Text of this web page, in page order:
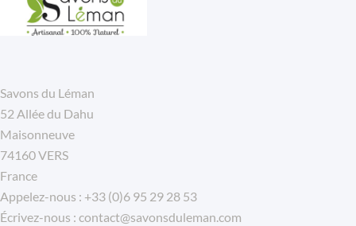
Savons du Léman
52 Allée du Dahu
Maisonneuve
74160 VERS
France
Appelez-nous : +33 (0)6 95 29 28 53
Écrivez-nous : contact@savonsduleman.com